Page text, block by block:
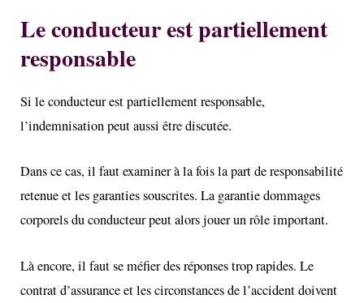
Le conducteur est partiellement
responsable
Si le conducteur est partiellement responsable,
l’indemnisation peut aussi être discutée.
Dans ce cas, il faut examiner à la fois la part de responsabilité
retenue et les garanties souscrites. La garantie dommages
corporels du conducteur peut alors jouer un rôle important.
Là encore, il faut se méfier des réponses trop rapides. Le
contrat d’assurance et les circonstances de l’accident doivent